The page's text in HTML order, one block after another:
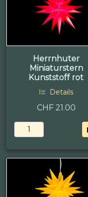
Herrnhuter
Miniaturstern
Kunststoff rot
Details
CHF 21.00